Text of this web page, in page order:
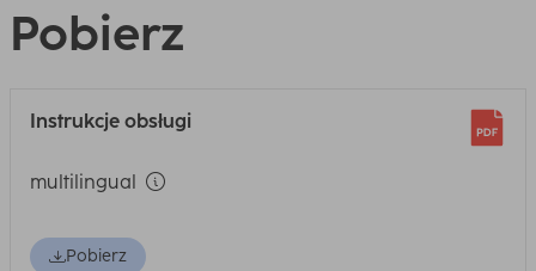
Pobierz
Instrukcje obsługi
multilingual
Pobierz